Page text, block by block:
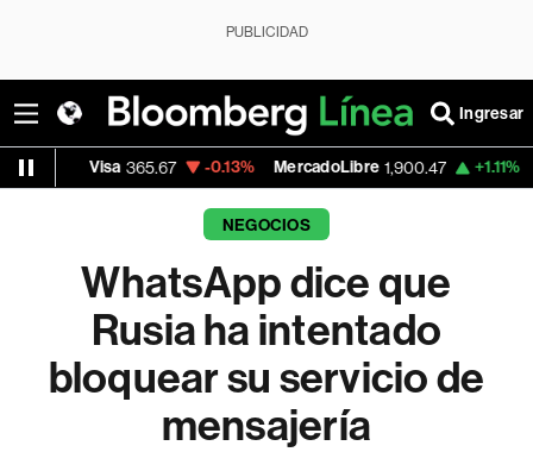
PUBLICIDAD
Ingresar
-0.13% MercadoLibre 1,900.47 +1.11% Banco de
NEGOCIOS
WhatsApp dice que
Rusia ha intentado
bloquear su servicio de
mensajería